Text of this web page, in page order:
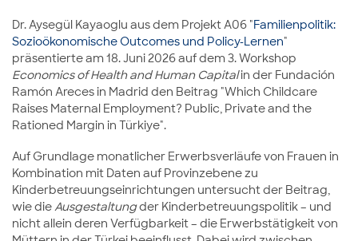
Dr. Aysegül Kayaoglu aus dem Projekt A06 "Familienpolitik:
Sozioökonomische Outcomes und Policy-Lernen"
präsentierte am 18. Juni 2026 auf dem 3. Workshop
Economics of Health and Human Capitalin der Fundación
Ramón Areces in Madrid den Beitrag "Which Childcare
Raises Maternal Employment? Public, Private and the
Rationed Margin in Türkiye".
Auf Grundlage monatlicher Erwerbsverläufe von Frauen in
Kombination mit Daten auf Provinzebene zu
Kinderbetreuungseinrichtungen untersucht der Beitrag,
wie dieAusgestaltungder Kinderbetreuungspolitik – und
nicht allein deren Verfügbarkeit – die Erwerbstätigkeit von